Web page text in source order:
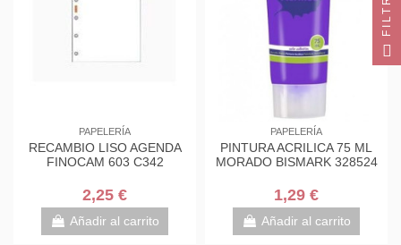
PAPELERÍA
RECAMBIO LISO AGENDA
FINOCAM 603 C342
2,25 €
Añadir al carrito
PAPELERÍA
PINTURA ACRILICA 75 ML
MORADO BISMARK 328524
1,29 €
Añadir al carrito